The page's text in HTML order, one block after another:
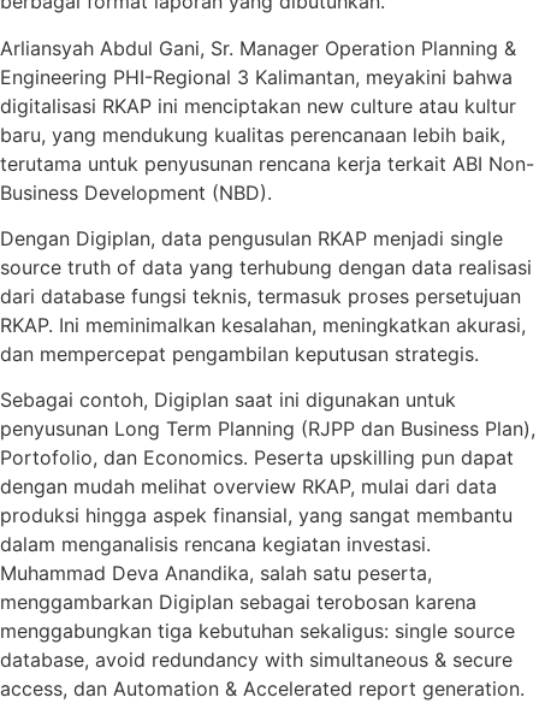
Arliansyah Abdul Gani, Sr. Manager Operation Planning &
Engineering PHI-Regional 3 Kalimantan, meyakini bahwa
digitalisasi RKAP ini menciptakan new culture atau kultur
baru, yang mendukung kualitas perencanaan lebih baik,
terutama untuk penyusunan rencana kerja terkait ABI Non-
Business Development (NBD).
Dengan Digiplan, data pengusulan RKAP menjadi single
source truth of data yang terhubung dengan data realisasi
dari database fungsi teknis, termasuk proses persetujuan
RKAP. Ini meminimalkan kesalahan, meningkatkan akurasi,
dan mempercepat pengambilan keputusan strategis.
Sebagai contoh, Digiplan saat ini digunakan untuk
penyusunan Long Term Planning (RJPP dan Business Plan),
Portofolio, dan Economics. Peserta upskilling pun dapat
dengan mudah melihat overview RKAP, mulai dari data
produksi hingga aspek finansial, yang sangat membantu
dalam menganalisis rencana kegiatan investasi.
Muhammad Deva Anandika, salah satu peserta,
menggambarkan Digiplan sebagai terobosan karena
menggabungkan tiga kebutuhan sekaligus: single source
database, avoid redundancy with simultaneous & secure
access, dan Automation & Accelerated report generation.